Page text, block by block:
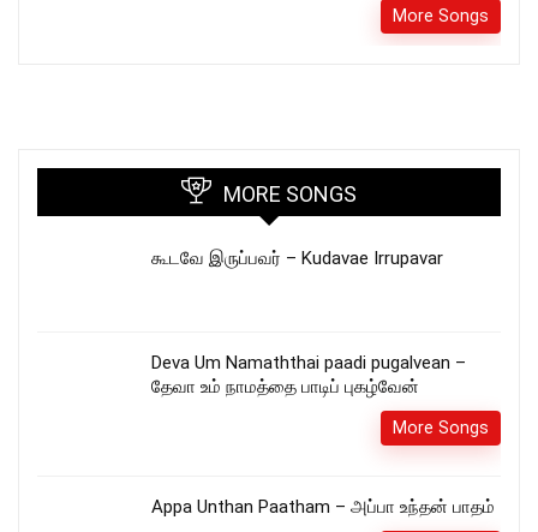
More Songs
MORE SONGS
கூடவே இருப்பவர் – Kudavae Irrupavar
Deva Um Namaththai paadi pugalvean –
தேவா உம் நாமத்தை பாடிப் புகழ்வேன்
More Songs
Appa Unthan Paatham – அப்பா உந்தன் பாதம்